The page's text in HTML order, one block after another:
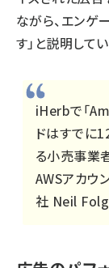
ながら、エンゲ
す」と説明してい
iHerbで「
ドはすでに
る小売事業
AWSアカウ
社 Neil